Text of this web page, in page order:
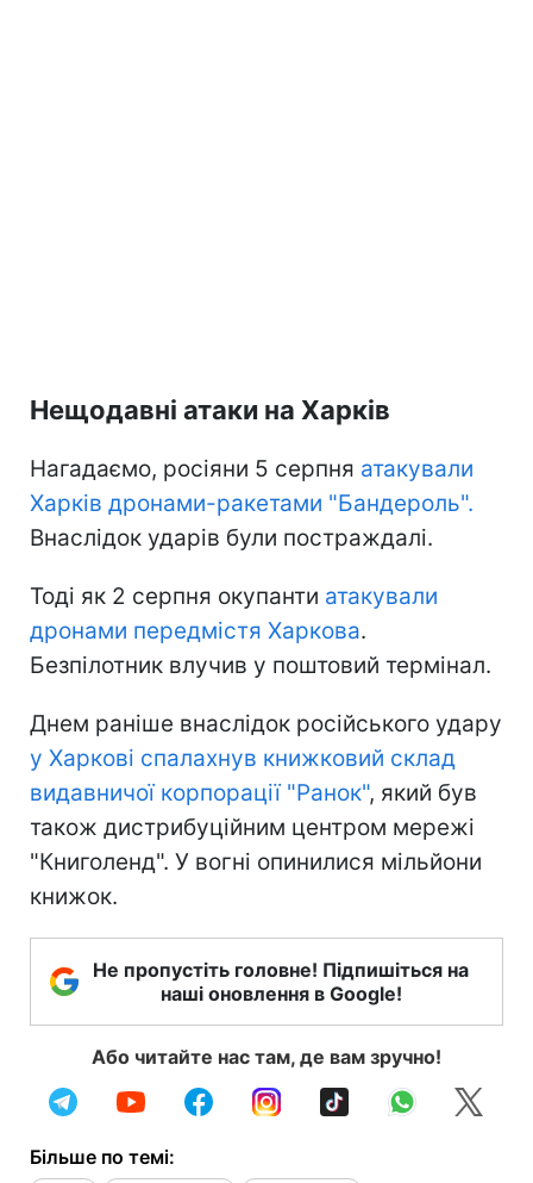
Нещодавні атаки на Харків
Нагадаємо, росіяни 5 серпня атакували
Харків дронами-ракетами "Бандероль".
Внаслідок ударів були постраждалі.
Тоді як 2 серпня окупанти атакували
дронами передмістя Харкова.
Безпілотник влучив у поштовий термінал.
Днем раніше внаслідок російського удару
у Харкові спалахнув книжковий склад
видавничої корпорації "Ранок", який був
також дистрибуційним центром мережі
"Книголенд". У вогні опинилися мільйони
книжок.
Не пропустіть головне! Підпишіться на
наші оновлення в Google!
Або читайте нас там, де вам зручно!
Більше по темі: